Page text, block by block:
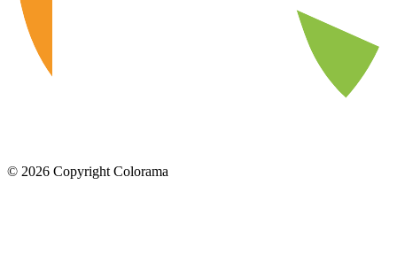
© 2026 Copyright Colorama